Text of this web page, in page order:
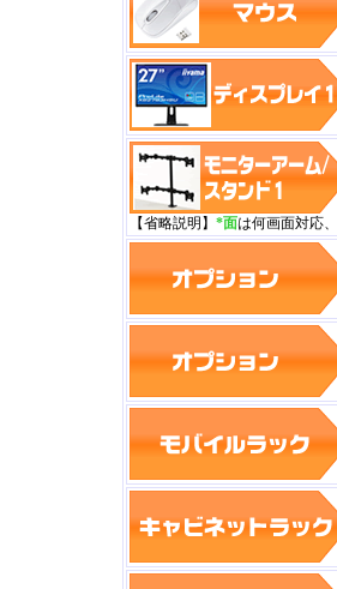
【省略説明】 *面は何画面対応、